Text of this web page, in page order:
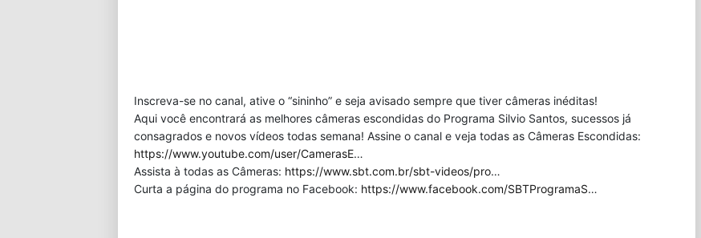
Inscreva-se no canal, ative o “sininho” e seja avisado sempre que tiver câmeras inéditas!
Aqui você encontrará as melhores câmeras escondidas do Programa Silvio Santos, sucessos já
consagrados e novos vídeos todas semana! Assine o canal e veja todas as Câmeras Escondidas:
https://www.youtube.com/user/CamerasE…
Assista à todas as Câmeras: https://www.sbt.com.br/sbt-videos/pro…
Curta a página do programa no Facebook: https://www.facebook.com/SBTProgramaS…